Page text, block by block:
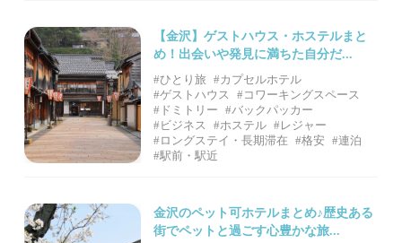
【金沢】ゲストハウス・ホステルまと
め！出会いや発見に満ちた自分だ...
#ひとり旅
#カプセルホテル
#ゲストハウス
#コワーキングスペース
#ドミトリー
#バックパッカー
#ビジネス
#ホステル #レジャー
#ロングステイ・長期滞在
#格安
#連泊
#駅前・駅近
金沢のペット可ホテルまとめ♪歴史ある
街でペットと過ごす心豊かな旅...